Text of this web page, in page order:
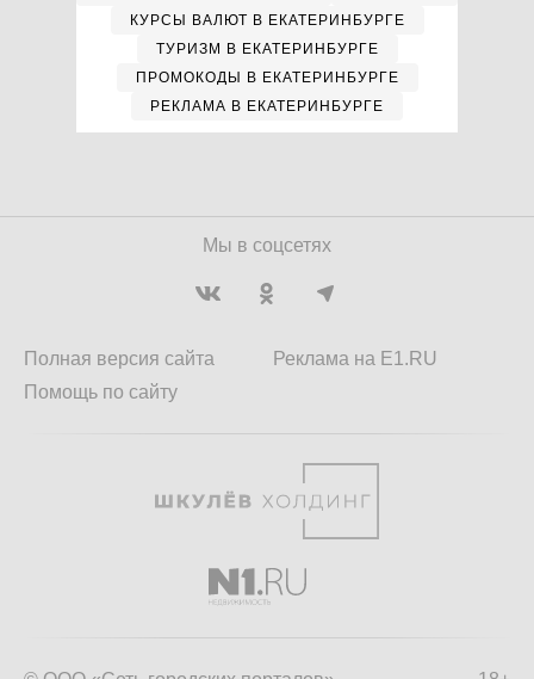
КУРСЫ ВАЛЮТ В ЕКАТЕРИНБУРГЕ
ТУРИЗМ В ЕКАТЕРИНБУРГЕ
ПРОМОКОДЫ В ЕКАТЕРИНБУРГЕ
РЕКЛАМА В ЕКАТЕРИНБУРГЕ
Мы в соцсетях
Полная версия сайта
Помощь по сайту
Реклама на E1.RU